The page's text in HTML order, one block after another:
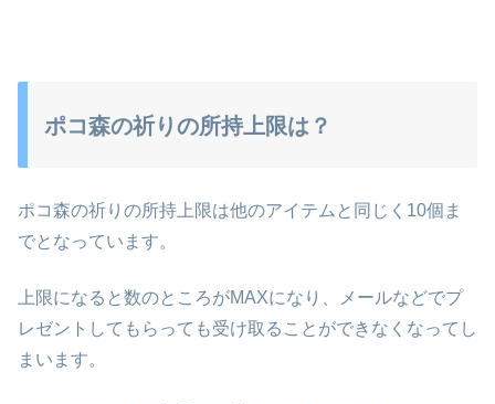
ポコ森の祈りの所持上限は？
ポコ森の祈りの所持上限は他のアイテムと同じく10個ま
でとなっています。
上限になると数のところがMAXになり、メールなどでプ
レゼントしてもらっても受け取ることができなくなってし
まいます。